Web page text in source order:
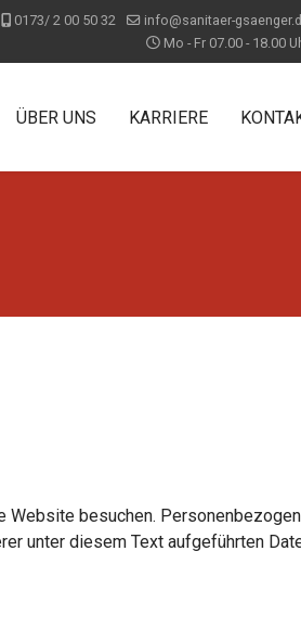
0173/ 2 00 50 32
info@sanitaer-
Mo - Fr 07.00 - 18.00
ÜBER UNS KARRIERE
Website besuchen.
unter diesem Text aufgeführten